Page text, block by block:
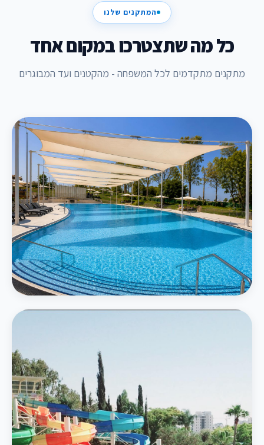
המתקנים שלנו
כל מה שתצטרכו במקום אחד
מתקנים מתקדמים לכל המשפחה - מהקטנים ועד המבוגרים
בריכה חיצונית גדולה
פרטים נוספים